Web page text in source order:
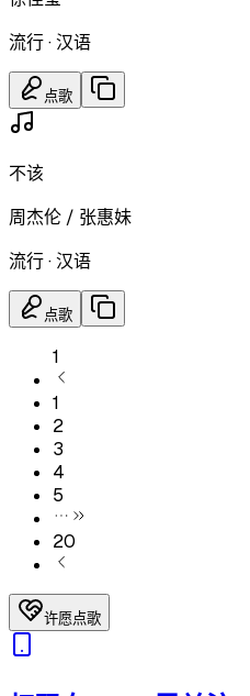
流行·汉语
点歌
不该
周杰伦 / 张惠妹
流行·汉语
点歌
1
1
2
3
4
5
20
许愿点歌